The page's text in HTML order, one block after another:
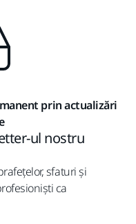
prin actualizări
ul nostru
sfaturi și
ca